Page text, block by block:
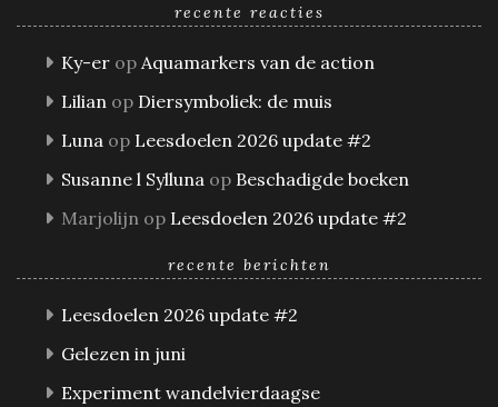
recente reacties
Ky-er op Aquamarkers van de action
Lilian op Diersymboliek: de muis
Luna op Leesdoelen 2026 update #2
Susanne l Sylluna op Beschadigde boeken
Marjolijn op Leesdoelen 2026 update #2
recente berichten
Leesdoelen 2026 update #2
Gelezen in juni
Experiment wandelvierdaagse